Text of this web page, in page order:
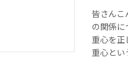
皆さんこ
の関係に
重心を正
重心とい